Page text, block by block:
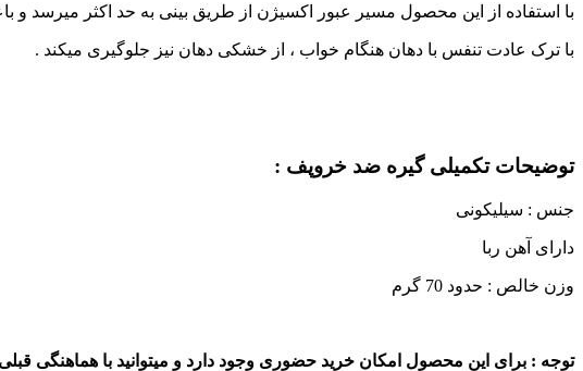
با استفاده از این محصول مسیر عبور اکسیژن از طریق بینی به حد اکثر میرسد
با ترک عادت تنفس با دهان هنگام خواب ، از خشکی دهان نیز جلوگیری میکند .
توضیحات تکمیلی گیره ضد خروپف :
جنس : سیلیکونی
دارای آهن ربا
وزن خالص : حدود 70 گرم
توجه : برای این محصول امکان خرید حضوری وجود دارد و میتوانید با هماهنگی